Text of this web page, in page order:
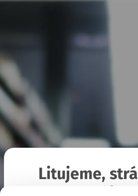
Litujeme,